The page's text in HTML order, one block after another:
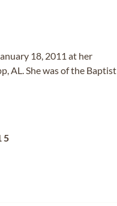
18, 2011 at her
AL. She was of the Baptist